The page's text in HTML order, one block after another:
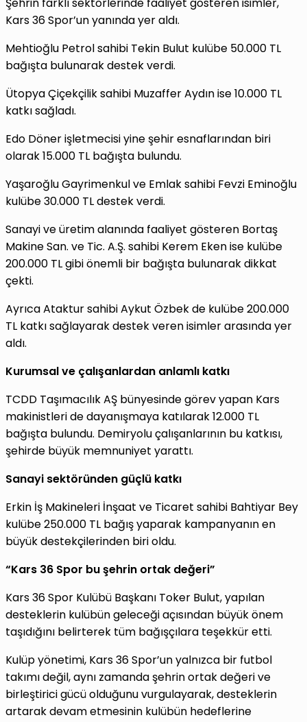
Şehrin farklı sektörlerinde faaliyet gösteren isimler,
Kars 36 Spor’un yanında yer aldı.
Mehtioğlu Petrol sahibi Tekin Bulut kulübe 50.000 TL
bağışta bulunarak destek verdi.
Ütopya Çiçekçilik sahibi Muzaffer Aydın ise 10.000 TL
katkı sağladı.
Edo Döner işletmecisi yine şehir esnaflarından biri
olarak 15.000 TL bağışta bulundu.
Yaşaroğlu Gayrimenkul ve Emlak sahibi Fevzi Eminoğlu
kulübe 30.000 TL destek verdi.
Sanayi ve üretim alanında faaliyet gösteren Bortaş
Makine San. ve Tic. A.Ş. sahibi Kerem Eken ise kulübe
200.000 TL gibi önemli bir bağışta bulunarak dikkat
çekti.
Ayrıca Ataktur sahibi Aykut Özbek de kulübe 200.000
TL katkı sağlayarak destek veren isimler arasında yer
aldı.
Kurumsal ve çalışanlardan anlamlı katkı
TCDD Taşımacılık AŞ bünyesinde görev yapan Kars
makinistleri de dayanışmaya katılarak 12.000 TL
bağışta bulundu. Demiryolu çalışanlarının bu katkısı,
şehirde büyük memnuniyet yarattı.
Sanayi sektöründen güçlü katkı
Erkin İş Makineleri İnşaat ve Ticaret sahibi Bahtiyar Bey
kulübe 250.000 TL bağış yaparak kampanyanın en
büyük destekçilerinden biri oldu.
“Kars 36 Spor bu şehrin ortak değeri”
Kars 36 Spor Kulübü Başkanı Toker Bulut, yapılan
desteklerin kulübün geleceği açısından büyük önem
taşıdığını belirterek tüm bağışçılara teşekkür etti.
Kulüp yönetimi, Kars 36 Spor’un yalnızca bir futbol
takımı değil, aynı zamanda şehrin ortak değeri ve
birleştirici gücü olduğunu vurgulayarak, desteklerin
artarak devam etmesinin kulübün hedeflerine